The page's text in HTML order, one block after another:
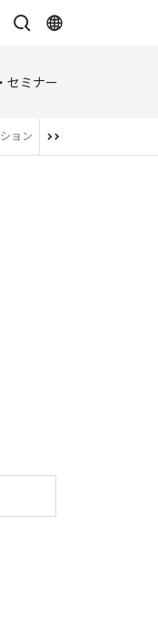
セミナー
ョン 関連商品・アライア